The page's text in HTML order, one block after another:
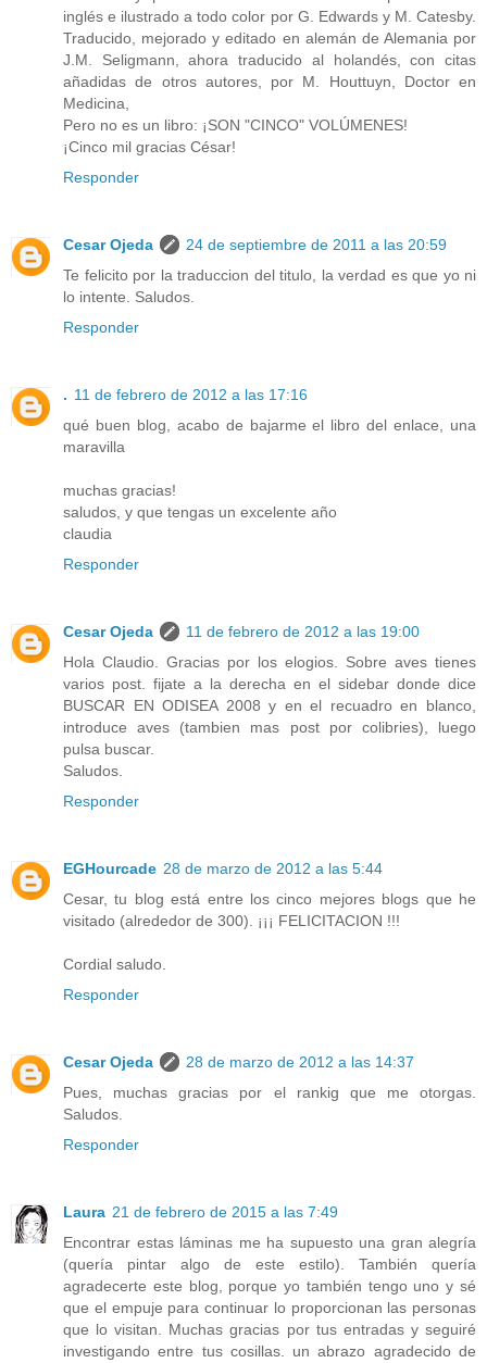
inglés e ilustrado a todo color por G. Edwards y M. Catesby.
Traducido, mejorado y editado en alemán de Alemania por
J.M. Seligmann, ahora traducido al holandés, con citas
añadidas de otros autores, por M. Houttuyn, Doctor en
Medicina,
Pero no es un libro: ¡SON "CINCO" VOLÚMENES!
¡Cinco mil gracias César!
Responder
Cesar Ojeda
24 de septiembre de 2011 a las 20:59
Te felicito por la traduccion del titulo, la verdad es que yo ni
lo intente. Saludos.
Responder
. 11 de febrero de 2012 a las 17:16
qué buen blog, acabo de bajarme el libro del enlace, una
maravilla
muchas gracias!
saludos, y que tengas un excelente año
claudia
Responder
Cesar Ojeda
11 de febrero de 2012 a las 19:00
Hola Claudio. Gracias por los elogios. Sobre aves tienes
varios post. fijate a la derecha en el sidebar donde dice
BUSCAR EN ODISEA 2008 y en el recuadro en blanco,
introduce aves (tambien mas post por colibries), luego
pulsa buscar.
Saludos.
Responder
EGHourcade 28 de marzo de 2012 a las 5:44
Cesar, tu blog está entre los cinco mejores blogs que he
visitado (alrededor de 300). ¡¡¡ FELICITACION !!!
Cordial saludo.
Responder
Cesar Ojeda
28 de marzo de 2012 a las 14:37
Pues, muchas gracias por el rankig que me otorgas.
Saludos.
Responder
Laura 21 de febrero de 2015 a las 7:49
Encontrar estas láminas me ha supuesto una gran alegría
(quería pintar algo de este estilo). También quería
agradecerte este blog, porque yo también tengo uno y sé
que el empuje para continuar lo proporcionan las personas
que lo visitan. Muchas gracias por tus entradas y seguiré
investigando entre tus cosillas. un abrazo agradecido de